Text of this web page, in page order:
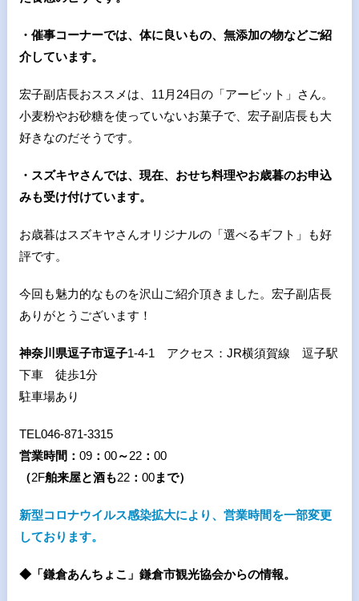
・催事コーナーでは、体に良いもの、無添加の物などご紹
介しています。
宏子副店長おススメは、11月24日の「アービット」さん。
小麦粉やお砂糖を使っていないお菓子で、宏子副店長も大
好きなのだそうです。
・スズキヤさんでは、現在、おせち料理やお歳暮のお申込
みも受け付けています。
お歳暮はスズキヤさんオリジナルの「選べるギフト」も好
評です。
今回も魅力的なものを沢山ご紹介頂きました。宏子副店長
ありがとうございます！
神奈川県逗子市逗子1-4-1 アクセス：JR横須賀線 逗子駅
下車 徒歩1分
駐車場あり
TEL046-871-3315
営業時間： 09： 00～22： 00
（2F舶来屋と酒も22： 00まで）
新型コロナウイルス感染拡大により、営業時間を一部変更
しております。
◆「鎌倉あんちょこ」鎌倉市観光協会からの情報。